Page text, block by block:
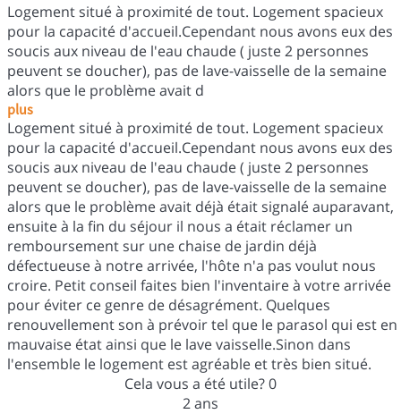
Logement situé à proximité de tout. Logement spacieux
pour la capacité d'accueil.Cependant nous avons eux des
soucis aux niveau de l'eau chaude ( juste 2 personnes
peuvent se doucher), pas de lave-vaisselle de la semaine
alors que le problème avait d
plus
Logement situé à proximité de tout. Logement spacieux
pour la capacité d'accueil.Cependant nous avons eux des
soucis aux niveau de l'eau chaude ( juste 2 personnes
peuvent se doucher), pas de lave-vaisselle de la semaine
alors que le problème avait déjà était signalé auparavant,
ensuite à la fin du séjour il nous a était réclamer un
remboursement sur une chaise de jardin déjà
défectueuse à notre arrivée, l'hôte n'a pas voulut nous
croire. Petit conseil faites bien l'inventaire à votre arrivée
pour éviter ce genre de désagrément. Quelques
renouvellement son à prévoir tel que le parasol qui est en
mauvaise état ainsi que le lave vaisselle.Sinon dans
l'ensemble le logement est agréable et très bien situé.
Cela vous a été utile?0
2 ans